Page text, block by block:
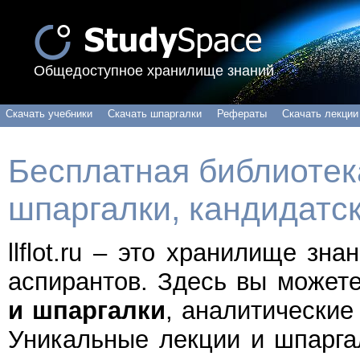
Общедоступное хранилище знаний
Скачать учебники Скачать шпаргалки Рефераты Скачать лекции
Бесплатная
шпаргалки,
llflot.ru – это хранилище
аспирантов. Здесь вы
и шпаргалки,
Уникальные лекции и